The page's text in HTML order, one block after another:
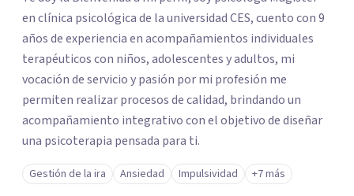
en clínica psicológica de la universidad CES, cuento con 9
años de experiencia en acompañamientos individuales
terapéuticos con niños, adolescentes y adultos, mi
vocación de servicio y pasión por mi profesión me
permiten realizar procesos de calidad, brindando un
acompañamiento integrativo con el objetivo de diseñar
una psicoterapia pensada para ti.
Gestión de la ira Ansiedad Impulsividad +7 más